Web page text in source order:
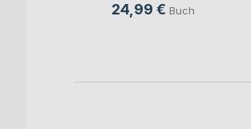
24,99 € Buch